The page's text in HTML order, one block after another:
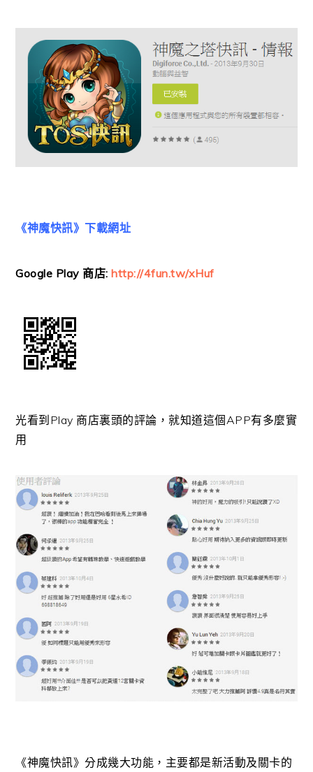
《神魔快訊》下載網址
Google Play 商店:http://4fun.tw/xHuf
光看到Play 商店裏頭的評論，就知道這個APP有多麼實
用
《神魔快訊》分成幾大功能，主要都是新活動及關卡的